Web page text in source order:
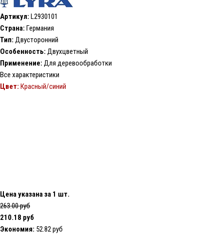
Артикул: L2930101
Страна: Германия
Тип: Двусторонний
Особенность: Двухцветный
Применение: Для деревообработки
Все характеристики
Цвет: Красный/синий
Цена указана за 1 шт.
263.00 руб
210.18 руб
Экономия: 52.82 руб